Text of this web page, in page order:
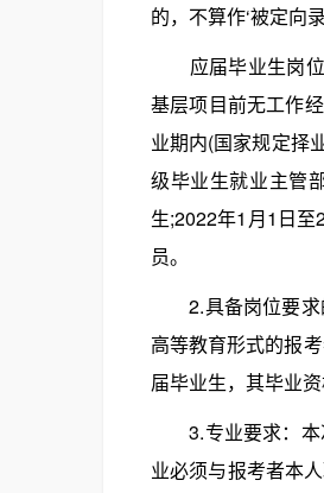
的，不算作‘被定向录
应届毕业生岗位
基层项目前无工作
业期内(国家规定择
级毕业生就业主管
生;2022年1月1日
员。
2.具备岗位要求
高等教育形式的报
届毕业生，其毕业
3.专业要求：本
业必须与报考者本